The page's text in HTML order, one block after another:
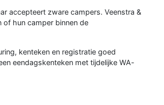
accepteert zware campers. Veenstra &
hun camper binnen de
kenteken en registratie goed
eendagskenteken met tijdelijke WA-